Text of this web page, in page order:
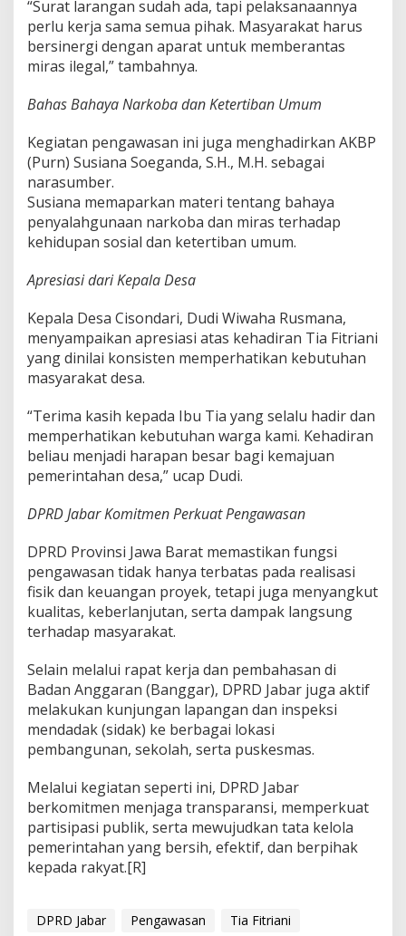
“Surat larangan sudah ada, tapi pelaksanaannya
perlu kerja sama semua pihak. Masyarakat harus
bersinergi dengan aparat untuk memberantas
miras ilegal,” tambahnya.
Bahas Bahaya Narkoba dan Ketertiban Umum
Kegiatan pengawasan ini juga menghadirkan AKBP
(Purn) Susiana Soeganda, S.H., M.H. sebagai
narasumber.
Susiana memaparkan materi tentang bahaya
penyalahgunaan narkoba dan miras terhadap
kehidupan sosial dan ketertiban umum.
Apresiasi dari Kepala Desa
Kepala Desa Cisondari, Dudi Wiwaha Rusmana,
menyampaikan apresiasi atas kehadiran Tia Fitriani
yang dinilai konsisten memperhatikan kebutuhan
masyarakat desa.
“Terima kasih kepada Ibu Tia yang selalu hadir dan
memperhatikan kebutuhan warga kami. Kehadiran
beliau menjadi harapan besar bagi kemajuan
pemerintahan desa,” ucap Dudi.
DPRD Jabar Komitmen Perkuat Pengawasan
DPRD Provinsi Jawa Barat memastikan fungsi
pengawasan tidak hanya terbatas pada realisasi
fisik dan keuangan proyek, tetapi juga menyangkut
kualitas, keberlanjutan, serta dampak langsung
terhadap masyarakat.
Selain melalui rapat kerja dan pembahasan di
Badan Anggaran (Banggar), DPRD Jabar juga aktif
melakukan kunjungan lapangan dan inspeksi
mendadak (sidak) ke berbagai lokasi
pembangunan, sekolah, serta puskesmas.
Melalui kegiatan seperti ini, DPRD Jabar
berkomitmen menjaga transparansi, memperkuat
partisipasi publik, serta mewujudkan tata kelola
pemerintahan yang bersih, efektif, dan berpihak
kepada rakyat.[R]
DPRD Jabar Pengawasan Tia Fitriani